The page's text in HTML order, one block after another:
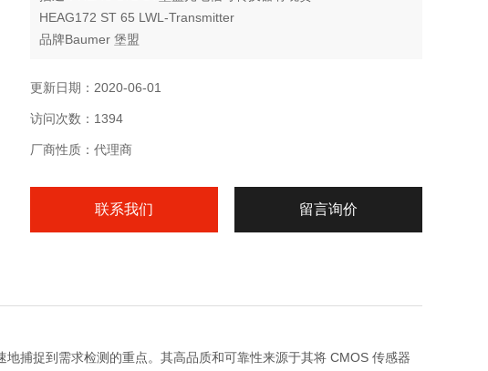
HEAG172 ST 65 LWL-Transmitter
品牌Baumer 堡盟
穿梭式AGV小车在物流仓库中的应用非常广泛，它行动灵活、稳定
装货时可以节省下的时间。AGV小车能够灵活地行走在仓库中，并
顺利地完成对货物的搬运，在于其可事行精心的设置
更新日期：2020-06-01
访问次数：1394
厂商性质：代理商
联系我们 留言询价
捕捉到需求检测的重点。其高品质和可靠性来源于其将 CMOS 传感器